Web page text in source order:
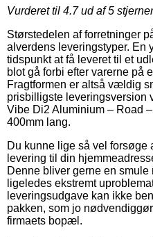
Vurderet til 4.7ud af 5
Størstedelen af forretninger
alverdens leveringstyper. En
tidspunkt at få leveret til et
blot gå forbi efter varerne på
Fragtformen er altså vældig
prisbilligste leveringsversion
Vibe Di2 Aluminium – Road
400mm lang.
Du kunne lige så vel forsøge
levering til din
Denne bliver gerne en smule
ligeledes ekstremt
leveringsudgave kan ikke
pakken, som jo
firmaets bopæl.